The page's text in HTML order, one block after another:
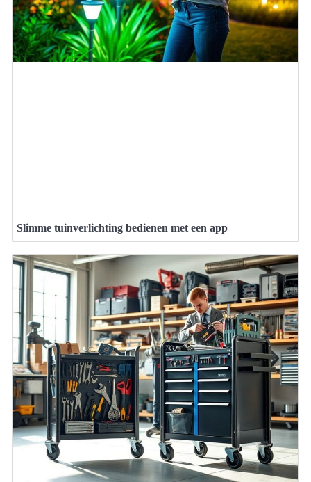
Slimme tuinverlichting bedienen met een app